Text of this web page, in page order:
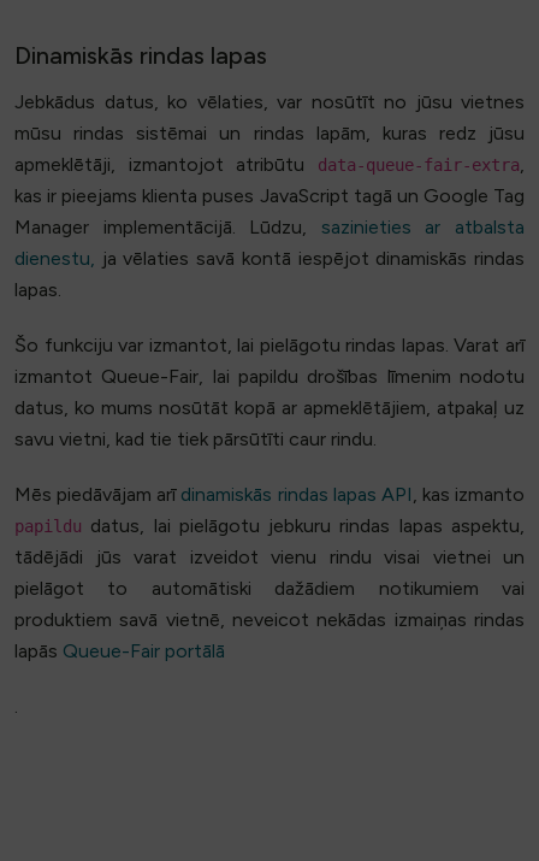
Dinamiskās rindas lapas
Jebkādus datus, ko vēlaties, var nosūtīt no jūsu vietnes
mūsu rindas sistēmai un rindas lapām, kuras redz jūsu
apmeklētāji, izmantojot atribūtu
data-queue-fair-extra,
kas ir pieejams klienta puses JavaScript tagā un Google Tag
Manager implementācijā. Lūdzu, sazinieties ar atbalsta
dienestu, ja vēlaties savā kontā iespējot dinamiskās rindas
lapas.
Šo funkciju var izmantot, lai pielāgotu rindas lapas. Varat arī
izmantot Queue-Fair, lai papildu drošības līmenim nodotu
datus, ko mums nosūtāt kopā ar apmeklētājiem, atpakaļ uz
savu vietni, kad tie tiek pārsūtīti caur rindu.
Mēs piedāvājam arī dinamiskās rindas lapas API, kas izmanto
papildu datus, lai pielāgotu jebkuru rindas lapas aspektu,
tādējādi jūs varat izveidot vienu rindu visai vietnei un
pielāgot to automātiski dažādiem notikumiem vai
produktiem savā vietnē, neveicot nekādas izmaiņas rindas
lapās Queue-Fair portālā
.